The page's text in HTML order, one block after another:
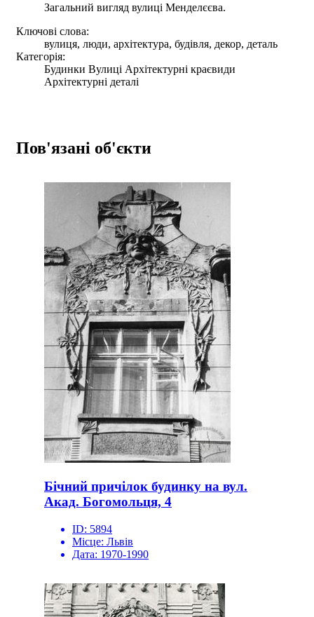
Загальний вигляд вулиці Менделєєва.
Ключові слова:
вулиця, люди, архітектура, будівля, декор, деталь
Категорія:
Будинки Вулиці Архітектурні краєвиди
Архітектурні деталі
Пов'язані об'єкти
Бічний причілок будинку на вул.
Акад. Богомольця, 4
ID: 5894
Місце: Львів
Дата: 1970-1990